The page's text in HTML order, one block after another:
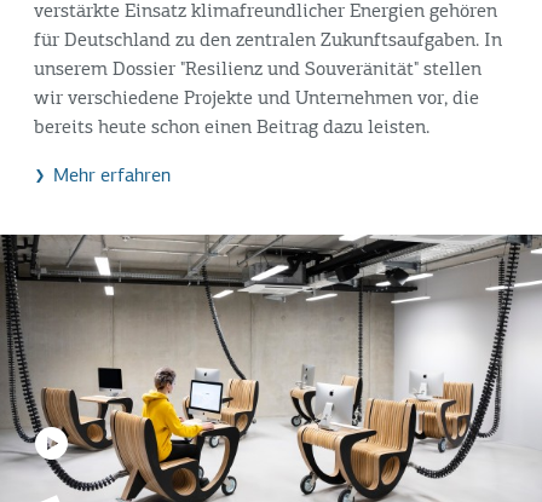
verstärkte Einsatz klimafreundlicher Energien gehören
für Deutschland zu den zentralen Zukunftsaufgaben. In
unserem Dossier "Resilienz und Souveränität" stellen
wir verschiedene Projekte und Unternehmen vor, die
bereits heute schon einen Beitrag dazu leisten.
Mehr erfahren